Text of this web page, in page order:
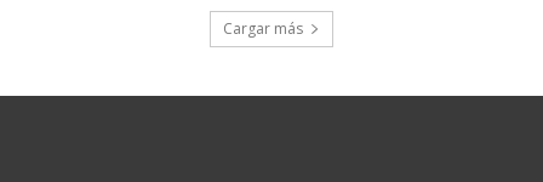
Cargar más